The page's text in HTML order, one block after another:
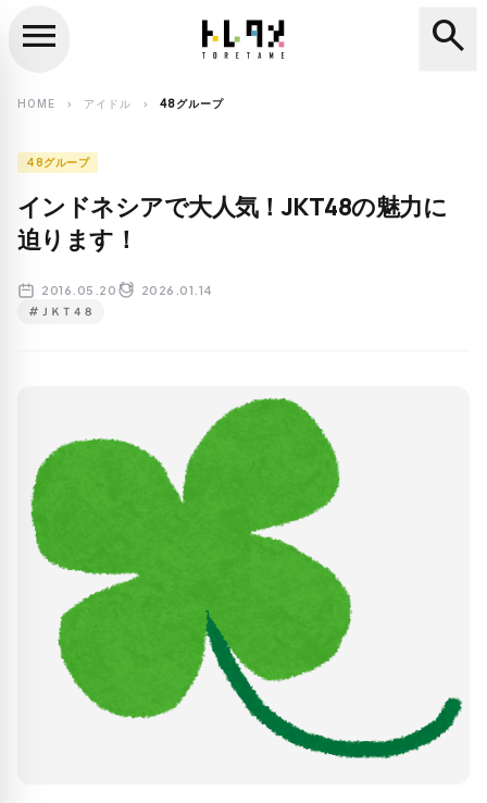
search
menu search
HOME chevron_right アイドル chevron_right 48グループ
48グループ
インドネシアで大人気！JKT48の魅力に
迫ります！
2016.05.20 2026.01.14
#ＪＫＴ４８